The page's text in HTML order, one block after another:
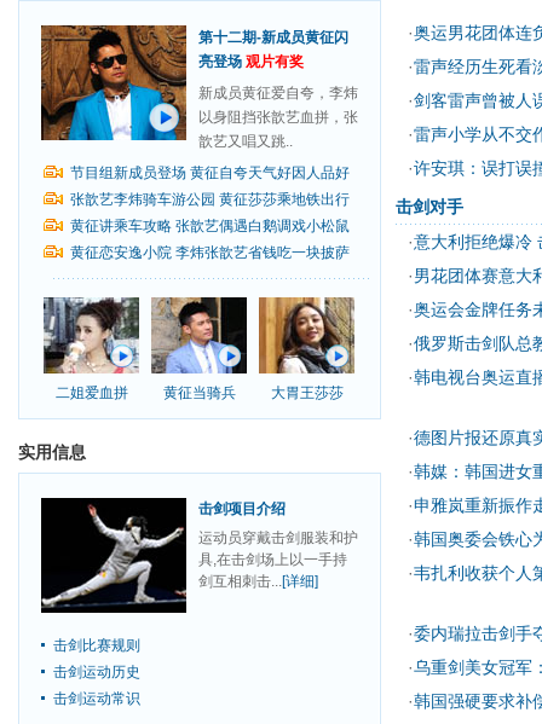
第十二期-新成员黄征闪
亮登场 观片有奖
新成员黄征爱自夸，李炜
以身阻挡张歆艺血拼，张
歆艺又唱又跳..
节目组新成员登场 黄征自夸天气好因人品好
张歆艺李炜骑车游公园 黄征莎莎乘地铁出行
黄征讲乘车攻略 张歆艺偶遇白鹅调戏小松鼠
黄征恋安逸小院 李炜张歆艺省钱吃一块披萨
二姐爱血拼 黄征当骑兵 大胃王莎莎
实用信息
击剑项目介绍
运动员穿戴击剑服装和护
具,在击剑场上以一手持
剑互相刺击...[详细]
击剑比赛规则
击剑运动历史
击剑运动常识
·奥运男花团体连
·雷声经历生死看
·剑客雷声曾被人
·雷声小学从不交
·许安琪：误打误
击剑对手
·意大利拒绝爆冷
·男花团体赛意大
·奥运会金牌任务
·俄罗斯击剑队总
·韩电视台奥运直
·德图片报还原真
·韩媒：韩国进女
·申雅岚重新振作
·韩国奥委会铁心
·韦扎利收获个人
·委内瑞拉击剑手
·乌重剑美女冠军
·韩国强硬要求补